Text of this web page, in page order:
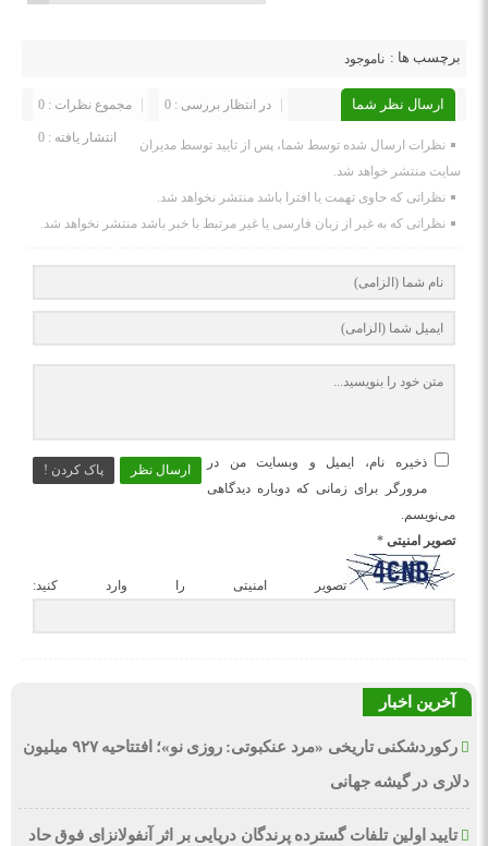
برچسب ها : ناموجود
ارسال نظر شما مجموع نظرات : 0 در انتظار بررسی : 0
انتشار یافته : 0
نظرات ارسال شده توسط شما، پس از تایید توسط مدیران
سایت منتشر خواهد شد.
نظراتی که حاوی تهمت یا افترا باشد منتشر نخواهد شد.
نظراتی که به غیر از زبان فارسی یا غیر مرتبط با خبر باشد منتشر نخواهد شد.
ارسال نظر پاک کردن !
ذخیره نام، ایمیل و وبسایت من در
مرورگر برای زمانی که دوباره دیدگاهی
می‌نویسم.
تصویر امنیتی *
تصویر امنیتی را وارد کنید:
آخرین اخبار
رکوردشکنی تاریخی «مرد عنکبوتی: روزی نو»؛ افتتاحیه ۹۲۷ میلیون
دلاری در گیشه جهانی
تایید اولین تلفات گسترده پرندگان دریایی بر اثر آنفولانزای فوق حاد